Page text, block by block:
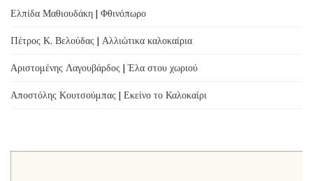
Ελπίδα Μαθιουδάκη | Φθινόπωρο
Πέτρος Κ. Βελούδας | Αλλιώτικα καλοκαίρια
Αριστομένης Λαγουβάρδος | Έλα στου χωριού
Αποστόλης Κουτσούμπας | Εκείνο το Καλοκαίρι